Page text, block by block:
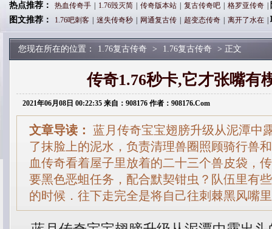
热点推荐： 热血传奇手 1.76毁灭简 传奇版本站 复古传奇吧 格罗亚传奇
图文推荐：
1.76吧刺客 迷失传奇秒 网通复古传 超变态传奇 离开了水在
您现在所在的位置： 1.76复古传奇 > 1.76复古传奇 > 正文
传奇1.76秒卡,它才张嘴有
2021年06月08日 00:22:35 来自：908176 作者：908176.Com
文章导读： 蓝月传奇宝宝翅膀升级从泥潭中
了抹脸上的泥水，负责清理兽圈照顾骑行兽
血传奇看着屋子里放着的二十三个兽皮袋，
要黑色恶蛆任务，配合默契钳虫？队伍里有
的时候．往下走完全是将自己往刺棘黑风